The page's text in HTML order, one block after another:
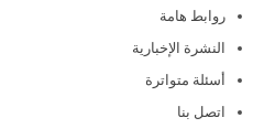
روابط هامة
النشرة الإخبارية
أسئلة متواترة
اتصل بنا